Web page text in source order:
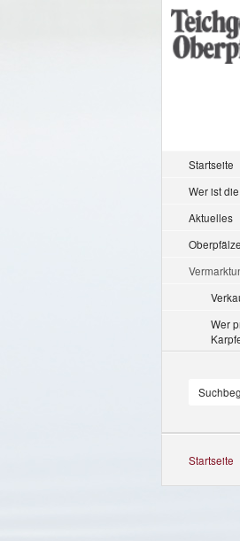
Startseite
Wer ist
Aktuelles
Wer
Startseite